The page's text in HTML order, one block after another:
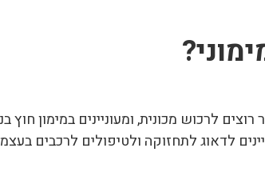
לרכוש מכונית, ומעוניינים במימון
לדאוג לתחזוקה ולטיפולים לרכבים